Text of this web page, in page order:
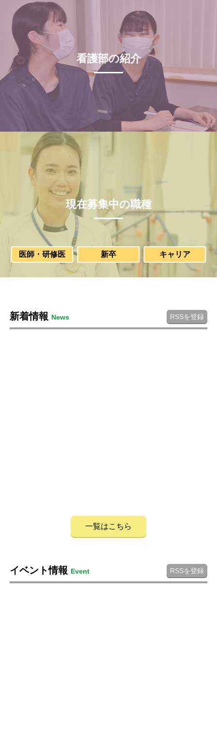
看護部の紹介
医師・研修医 新卒 キャリア
現在募集中の職種
新着情報 News RSSを登録
一覧はこちら
イベント情報 Event RSSを登録